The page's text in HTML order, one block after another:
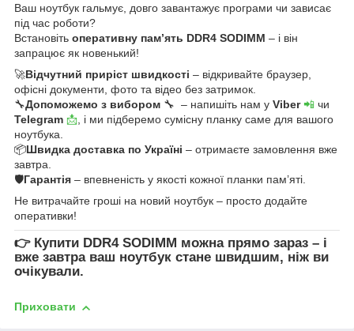
Ваш ноутбук гальмує, довго завантажує програми чи зависає
під час роботи?
Встановіть оперативну пам’ять DDR4 SODIMM – і він
запрацює як новенький!
🚀Відчутний приріст швидкості – відкривайте браузер,
офісні документи, фото та відео без затримок.
🔧Допоможемо з вибором 🔧 – напишіть нам у Viber📲 чи
Telegram 📩 , і ми підберемо сумісну планку саме для вашого
ноутбука.
📦Швидка доставка по Україні – отримаєте замовлення вже
завтра.
🛡Гарантія – впевненість у якості кожної планки пам’яті.
Не витрачайте гроші на новий ноутбук – просто додайте
оперативки!
👉 Купити DDR4 SODIMM можна прямо зараз – і
вже завтра ваш ноутбук стане швидшим, ніж ви
очікували.
Приховати